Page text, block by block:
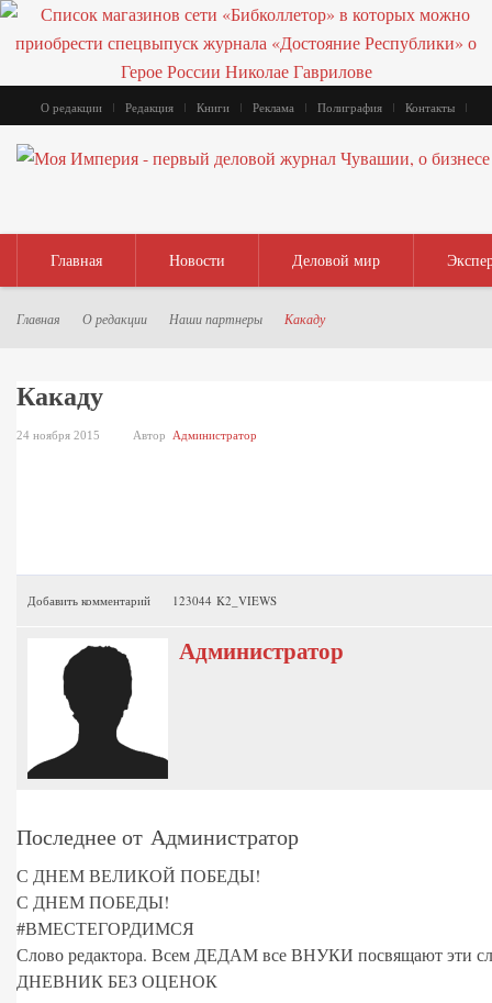
О редакции Редакция Книги Реклама Полиграфия Контакты
Главная Новости Деловой мир
Главная О редакции Наши партнеры Какаду
Какаду
24 ноября 2015 Автор Администратор
Добавить комментарий 123044 K2_VIEWS
Администратор
Последнее от Администратор
С ДНЕМ ВЕЛИКОЙ ПОБЕДЫ!
С ДНЕМ ПОБЕДЫ!
#ВМЕСТЕГОРДИМСЯ
Слово редактора. Всем ДЕДАМ все ВНУКИ посвящают эти
ДНЕВНИК БЕЗ ОЦЕНОК